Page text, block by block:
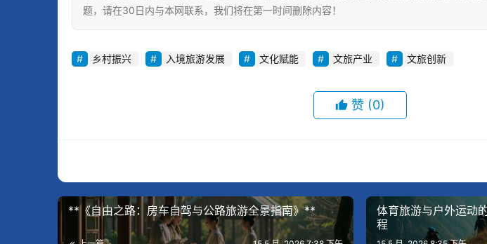
题，请在30日内与本网联系，我们将在第一时间删除内容！
乡村振兴 入境旅游发展 文化赋能 文旅产业 文旅创新
赞 (0)
**《自由之路：房车自驾与公路旅游全景指南》**
体育旅游与户外运动
程